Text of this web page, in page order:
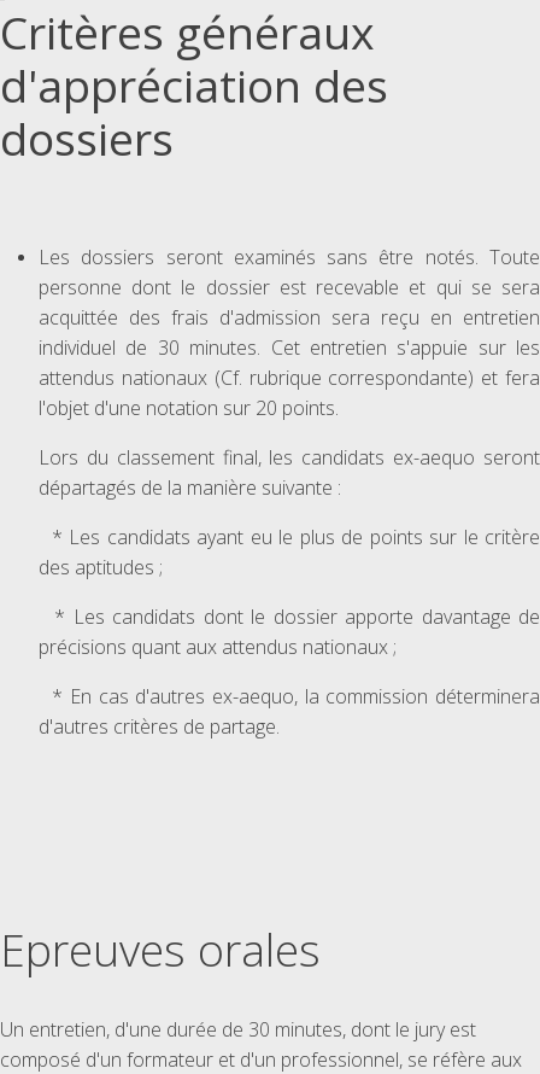
Critères généraux
d'appréciation des
dossiers
Les dossiers seront examinés sans être notés. Toute
personne dont le dossier est recevable et qui se sera
acquittée des frais d'admission sera reçu en entretien
individuel de 30 minutes. Cet entretien s'appuie sur les
attendus nationaux (Cf. rubrique correspondante) et fera
l'objet d'une notation sur 20 points.
Lors du classement final, les candidats ex-aequo seront
départagés de la manière suivante :
* Les candidats ayant eu le plus de points sur le critère
des aptitudes ;
* Les candidats dont le dossier apporte davantage de
précisions quant aux attendus nationaux ;
* En cas d'autres ex-aequo, la commission déterminera
d'autres critères de partage.
Epreuves orales
Un entretien, d'une durée de 30 minutes, dont le jury est
composé d'un formateur et d'un professionnel, se réfère aux